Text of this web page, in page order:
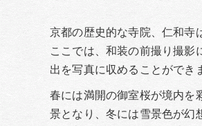
京都の歴史的な寺院、仁和寺
ここでは、和装の前撮り撮影
出を写真に収めることができ
春には満開の御室桜が境内を
景となり、冬には雪景色が幻